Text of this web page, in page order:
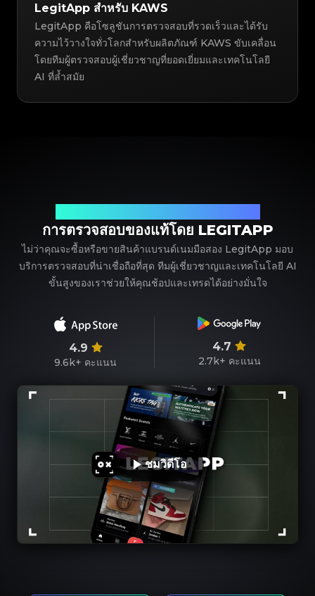
LegitApp สำหรับ KAWS
LegitApp คือโซลูชันการตรวจสอบที่รวดเร็วและได้รับ
ความไว้วางใจทั่วโลกสำหรับผลิตภัณฑ์ KAWS ขับเคลื่อน
โดยทีมผู้ตรวจสอบผู้เชี่ยวชาญที่ยอดเยี่ยมและเทคโนโลยี
AI ที่ล้ำสมัย
การตรวจสอบของแท้โดย LEGITAPP
ไม่ว่าคุณจะซื้อหรือขายสินค้าแบรนด์เนมมือสอง LegitApp มอบ
บริการตรวจสอบที่น่าเชื่อถือที่สุด ทีมผู้เชี่ยวชาญและเทคโนโลยี AI
ขั้นสูงของเราช่วยให้คุณช้อปและเทรดได้อย่างมั่นใจ
4.9
9.6k+ คะแนน
4.7
2.7k+ คะแนน
ชมวิดีโอ